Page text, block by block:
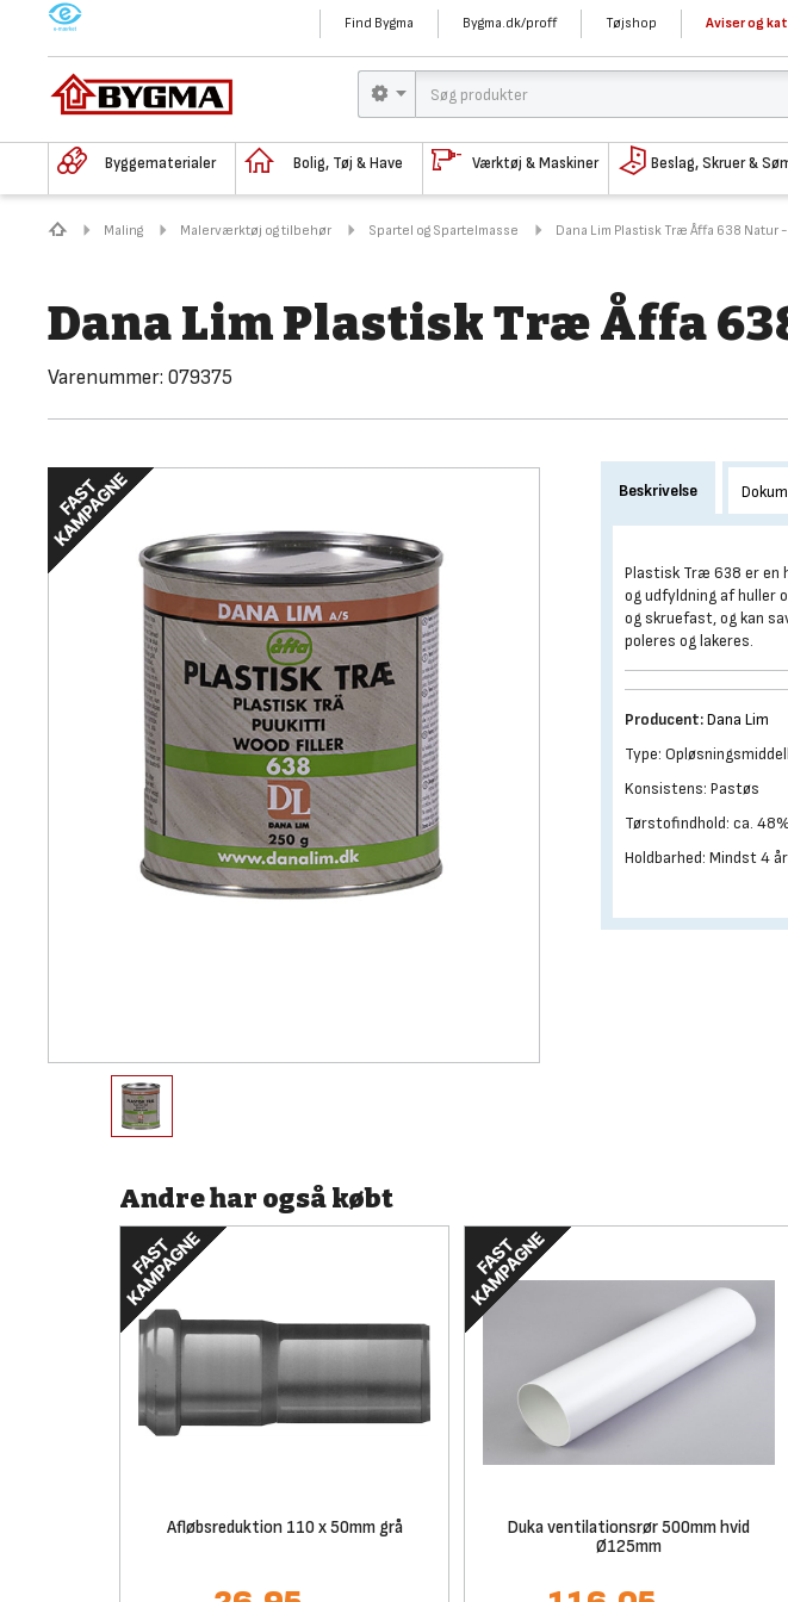
M Find Bygma Bygma.dk/proff Tøjshop Aviser og
Byggematerialer Bolig, Tøj & Have Værktøj & Maskiner Beslag, Skruer &
Maling Malerværktøj og tilbehør Spartel og Spartelmasse Dana Lim Plastisk Træ Åffa 638 Natur
Dana Lim Plastisk Træ Åffa
Varenummer: 079375
Beskrivelse
Plastisk Træ 638 er
og udfyldning af
og skruefast, og kan
poleres og lakeres.
Producent:Dana Lim
Type:
Konsistens: Pastøs
Tørstofindhold: ca.
Holdbarhed: Mindst 4
Andre har også købt
Afløbsreduktion 110 x 50mm grå
Duka ventilationsrør 500mm hvid
Ø125mm